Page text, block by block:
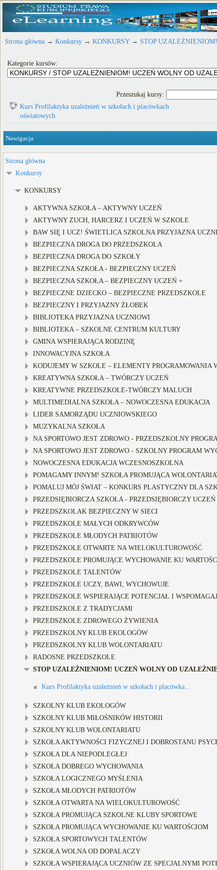
Strona główna → Konkursy → KONKURSY → STOP
Kategorie kursów:
Przeszukaj kursy:
Kurs Profilaktyka uzależnień w szkołach i placówkach
oświatowych
Nawigacja
Strona główna
Konkursy
KONKURSY
AKTYWNA SZKOŁA – AKTYWNY UCZEŃ
AKTYWNY ZUCH, HARCERZ I UCZEŃ W SZKOLE
BAW SIĘ I UCZ! ŚWIETLICA SZKOLNA PRZYJAZNA
BEZPIECZNA DROGA DO PRZEDSZKOLA
BEZPIECZNA DROGA DO SZKOŁY
BEZPIECZNA SZKOŁA - BEZPIECZNY UCZEŃ
BEZPIECZNA SZKOŁA – BEZPIECZNY UCZEŃ +
BEZPIECZNE DZIECKO – BEZPIECZNE PRZEDSZKOLE
BEZPIECZNY I PRZYJAZNY ŻŁOBEK
BIBLIOTEKA PRZYJAZNA UCZNIOWI
BIBLIOTEKA – SZKOLNE CENTRUM KULTURY
GMINA WSPIERAJĄCA RODZINĘ
INNOWACYJNA SZKOŁA
KODUJEMY W SZKOLE – ELEMENTY PROGRAMOWANIA
KREATYWNA SZKOŁA – TWÓRCZY UCZEŃ
KREATYWNE PRZEDSZKOLE-TWÓRCZY MALUCH
MULTIMEDIALNA SZKOŁA – NOWOCZESNA EDUKACJA
LIDER SAMORZĄDU UCZNIOWSKIEGO
MUZYKALNA SZKOŁA
NA SPORTOWO JEST ZDROWO - PRZEDSZKOLNY
NA SPORTOWO JEST ZDROWO - SZKOLNY PROGRAM
NOWOCZESNA EDUKACJA WCZESNOSZKOLNA
POMAGAMY INNYM! SZKOŁA PROMUJĄCA
POMALUJ MÓJ ŚWIAT – KONKURS PLASTYCZNY DLA
PRZEDSIĘBIORCZA SZKOŁA - PRZEDSIĘBIORCZY UCZEŃ
PRZEDSZKOLAK BEZPIECZNY W SIECI
PRZEDSZKOLE MAŁYCH ODKRYWCÓW
PRZEDSZKOLE MŁODYCH PATRIOTÓW
PRZEDSZKOLE OTWARTE NA WIELOKULTUROWOŚĆ
PRZEDSZKOLE PROMUJĄCE WYCHOWANIE KU
PRZEDSZKOLE TALENTÓW
PRZEDSZKOLE UCZY, BAWI, WYCHOWUJE
PRZEDSZKOLE WSPIERAJĄCE POTENCJAŁ I
PRZEDSZKOLE Z TRADYCJAMI
PRZEDSZKOLE ZDROWEGO ŻYWIENIA
PRZEDSZKOLNY KLUB EKOLOGÓW
PRZEDSZKOLNY KLUB WOLONTARIATU
RADOSNE PRZEDSZKOLE
STOP UZALEŻNIENIOM! UCZEŃ WOLNY OD
Kurs Profilaktyka uzależnień w szkołach i placówka...
SZKOLNY KLUB EKOLOGÓW
SZKOLNY KLUB MIŁOŚNIKÓW HISTORII
SZKOLNY KLUB WOLONTARIATU
SZKOŁA AKTYWNOŚCI FIZYCZNEJ I DOBROSTANU
SZKOŁA DLA NIEPODLEGŁEJ
SZKOŁA DOBREGO WYCHOWANIA
SZKOŁA LOGICZNEGO MYŚLENIA
SZKOŁA MŁODYCH PATRIOTÓW
SZKOŁA OTWARTA NA WIELOKULTUROWOŚĆ
SZKOŁA PROMUJĄCA SZKOLNE KLUBY SPORTOWE
SZKOŁA PROMUJĄCA WYCHOWANIE KU WARTOŚCIOM
SZKOŁA SPORTOWYCH TALENTÓW
SZKOŁA WOLNA OD DOPALACZY
SZKOŁA WSPIERAJĄCA UCZNIÓW ZE SPECJALNYMI